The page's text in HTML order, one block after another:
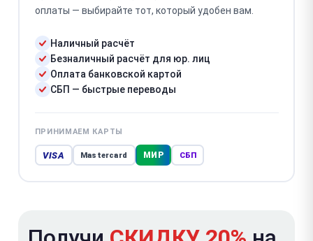
оплаты — выбирайте тот, который удобен вам.
Наличный расчёт
Безналичный расчёт для юр. лиц
Оплата банковской картой
СБП — быстрые переводы
ПРИНИМАЕМ КАРТЫ
VISA Mastercard МИР СБП